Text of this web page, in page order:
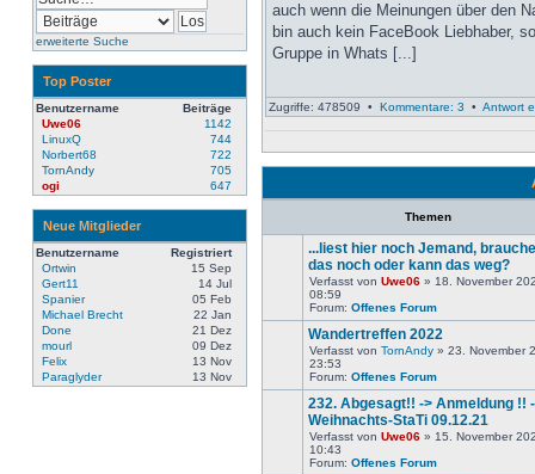
erweiterte Suche
Top Poster
Benutzername
Beiträge
Uwe06
1142
LinuxQ
744
Norbert68
722
TornAndy
705
ogi
647
Neue Mitglieder
Benutzername
Registriert
Ortwin
15 Sep
Gert11
14 Jul
Spanier
05 Feb
Michael Brecht
22 Jan
Done
21 Dez
mourl
09 Dez
Felix
13 Nov
Paraglyder
13 Nov
auch wenn die Meinungen über den
bin auch kein FaceBook Liebhaber,
Gruppe in Whats [...]
Zugriffe: 478509 • Kommentare: 3 • Antwort
Themen
Keine
neuen
Beiträge
...liest hier noch Jemand,
das noch oder kann das weg?
Verfasst von Uwe06 » 18. November
08:59
Forum: Offenes Forum
Keine
neuen
Beiträge
Wandertreffen 2022
Verfasst von TornAndy » 23. November
23:53
Forum: Offenes Forum
Keine
neuen
232. Abgesagt!! -> Anmeldung !! -
Weihnachts-StaTi 09.12.21
Verfasst von Uwe06 » 15. November
10:43
Forum: Offenes Forum